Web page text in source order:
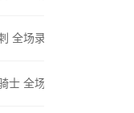
全场录像
士 全场录像